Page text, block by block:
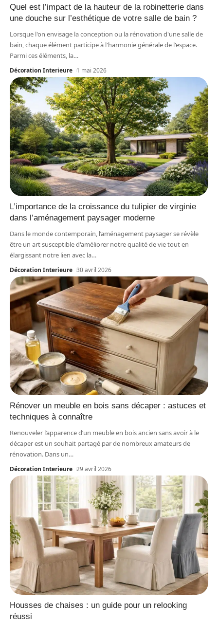
Quel est l’impact de la hauteur de la robinetterie dans
une douche sur l’esthétique de votre salle de bain ?
Lorsque l'on envisage la conception ou la rénovation d'une salle de
bain, chaque élément participe à l'harmonie générale de l'espace.
Parmi ces éléments, la…
Décoration Interieure 1 mai 2026
L’importance de la croissance du tulipier de virginie
dans l’aménagement paysager moderne
Dans le monde contemporain, l’aménagement paysager se révèle
être un art susceptible d'améliorer notre qualité de vie tout en
élargissant notre lien avec la…
Décoration Interieure 30 avril 2026
Rénover un meuble en bois sans décaper : astuces et
techniques à connaître
Renouveler l’apparence d’un meuble en bois ancien sans avoir à le
décaper est un souhait partagé par de nombreux amateurs de
rénovation. Dans un…
Décoration Interieure 29 avril 2026
Housses de chaises : un guide pour un relooking
réussi